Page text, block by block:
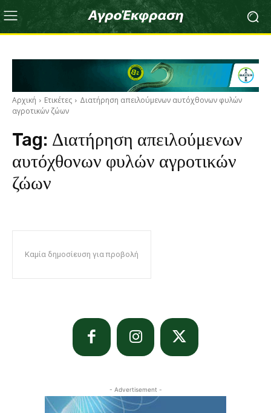
Αρχική Ετικέτες
Διατήρηση απειλούμενων αυτόχθονων φυλών
αγροτικών ζώων
Tag: Διατήρηση απειλούμενων
αυτόχθονων φυλών αγροτικών
ζώων
Καμία δημοσίευση για προβολή
- Advertisement -